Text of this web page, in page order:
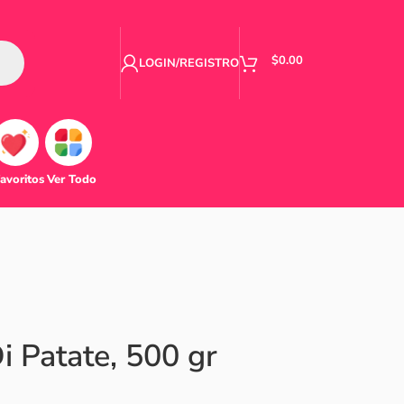
LOGIN/REGISTRO $0.00
Ver Todo
Patate, 500 gr